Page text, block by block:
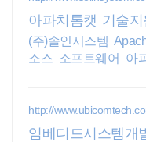
아파치톰캣 기술지
0년이상 기술지원
(주)솔인시스템
소스 소프트웨어 아
http://
임베디드시스템개
spring
티스토리